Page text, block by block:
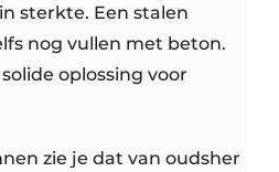
sterkte. Een stalen
nog vullen met beton.
oplossing voor
zie je dat van oudsher